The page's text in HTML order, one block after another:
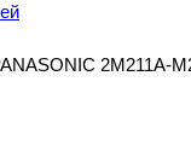
2M211A-